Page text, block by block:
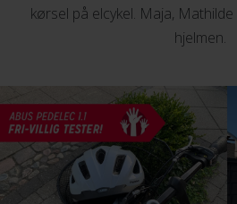
kørsel på elcykel. Maja,
hjelmen.